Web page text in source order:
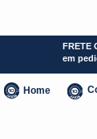
FRETE
em
Home